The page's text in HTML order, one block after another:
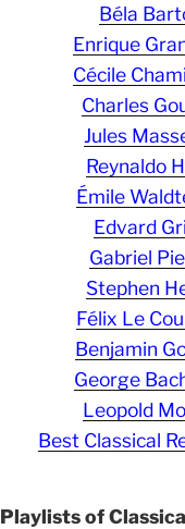
Béla
Enrique
Cécile
Charles
Jules
Reynaldo
Émile
Edvard
Gabriel
Stephen
Félix Le
Benjamin
George
Leopold
Best Classical
Playlists of